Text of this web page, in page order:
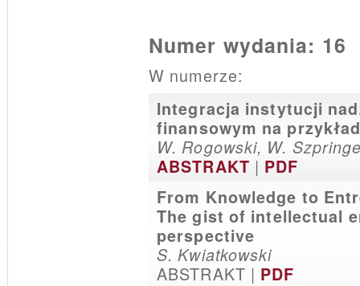
Numer wydania: 16
W numerze:
Integracja instytucji
finansowym na
W. Rogowski, W.
ABSTRAKT | PDF
From Knowledge to
The gist of intellectual
perspective
S. Kwiatkowski
ABSTRAKT | PDF